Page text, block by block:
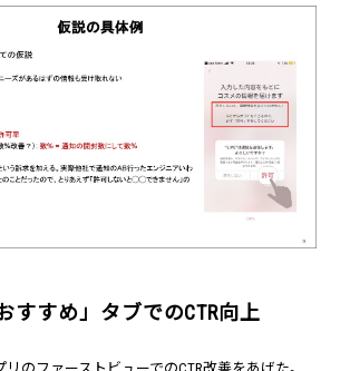
すすめ」タブでのCTR向上